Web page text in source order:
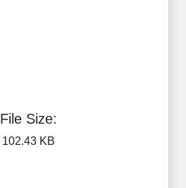
File Size:
102.43 KB